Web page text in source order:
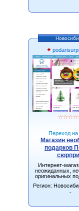
☆☆☆☆
Переход на
Магазин
подарков
Интернет-
неожиданных,
оригинальных
Новосибирске с
всей
Регион:
-